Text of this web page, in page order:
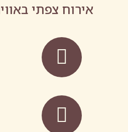
אירוח צפתי